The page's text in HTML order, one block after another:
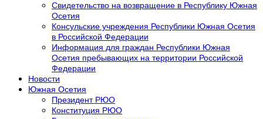
Свидетельство на возвращение в Республику Южная
Осетия
Консульские учреждения Республики Южная Осетия
в Российской Федерации
Информация для граждан Республики Южная
Осетия пребывающих на территории Российской
Федерации
Новости
Южная Осетия
Президент РЮО
Конституция РЮО